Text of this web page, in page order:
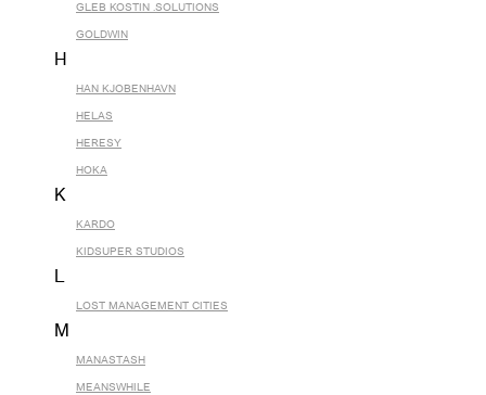
GLEB KOSTIN .SOLUTIONS
GOLDWIN
H
HAN KJOBENHAVN
HELAS
HERESY
HOKA
K
KARDO
KIDSUPER STUDIOS
L
LOST MANAGEMENT CITIES
M
MANASTASH
MEANSWHILE